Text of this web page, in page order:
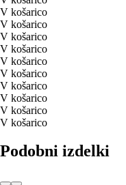
V košarico
V košarico
V košarico
V košarico
V košarico
V košarico
V košarico
V košarico
V košarico
V košarico
Podobni izdelki